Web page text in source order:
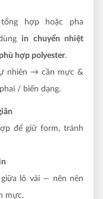
hợp hoặc pha
in chuyển nhiệt
hợp polyester.
nhiên → cần mực &
/ biến dạng.
để giữ form, tránh
lô vải — nên nên
mực.